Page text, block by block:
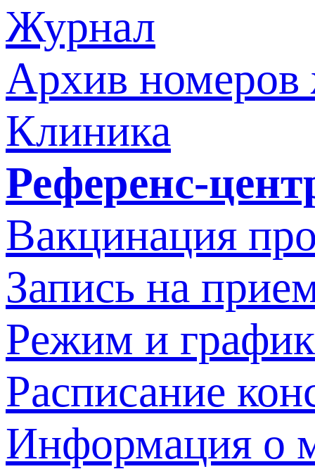
Журнал
Архив номеров
Клиника
Референс-
Вакцинация
Запись на
Режим и
Расписание
Информация о